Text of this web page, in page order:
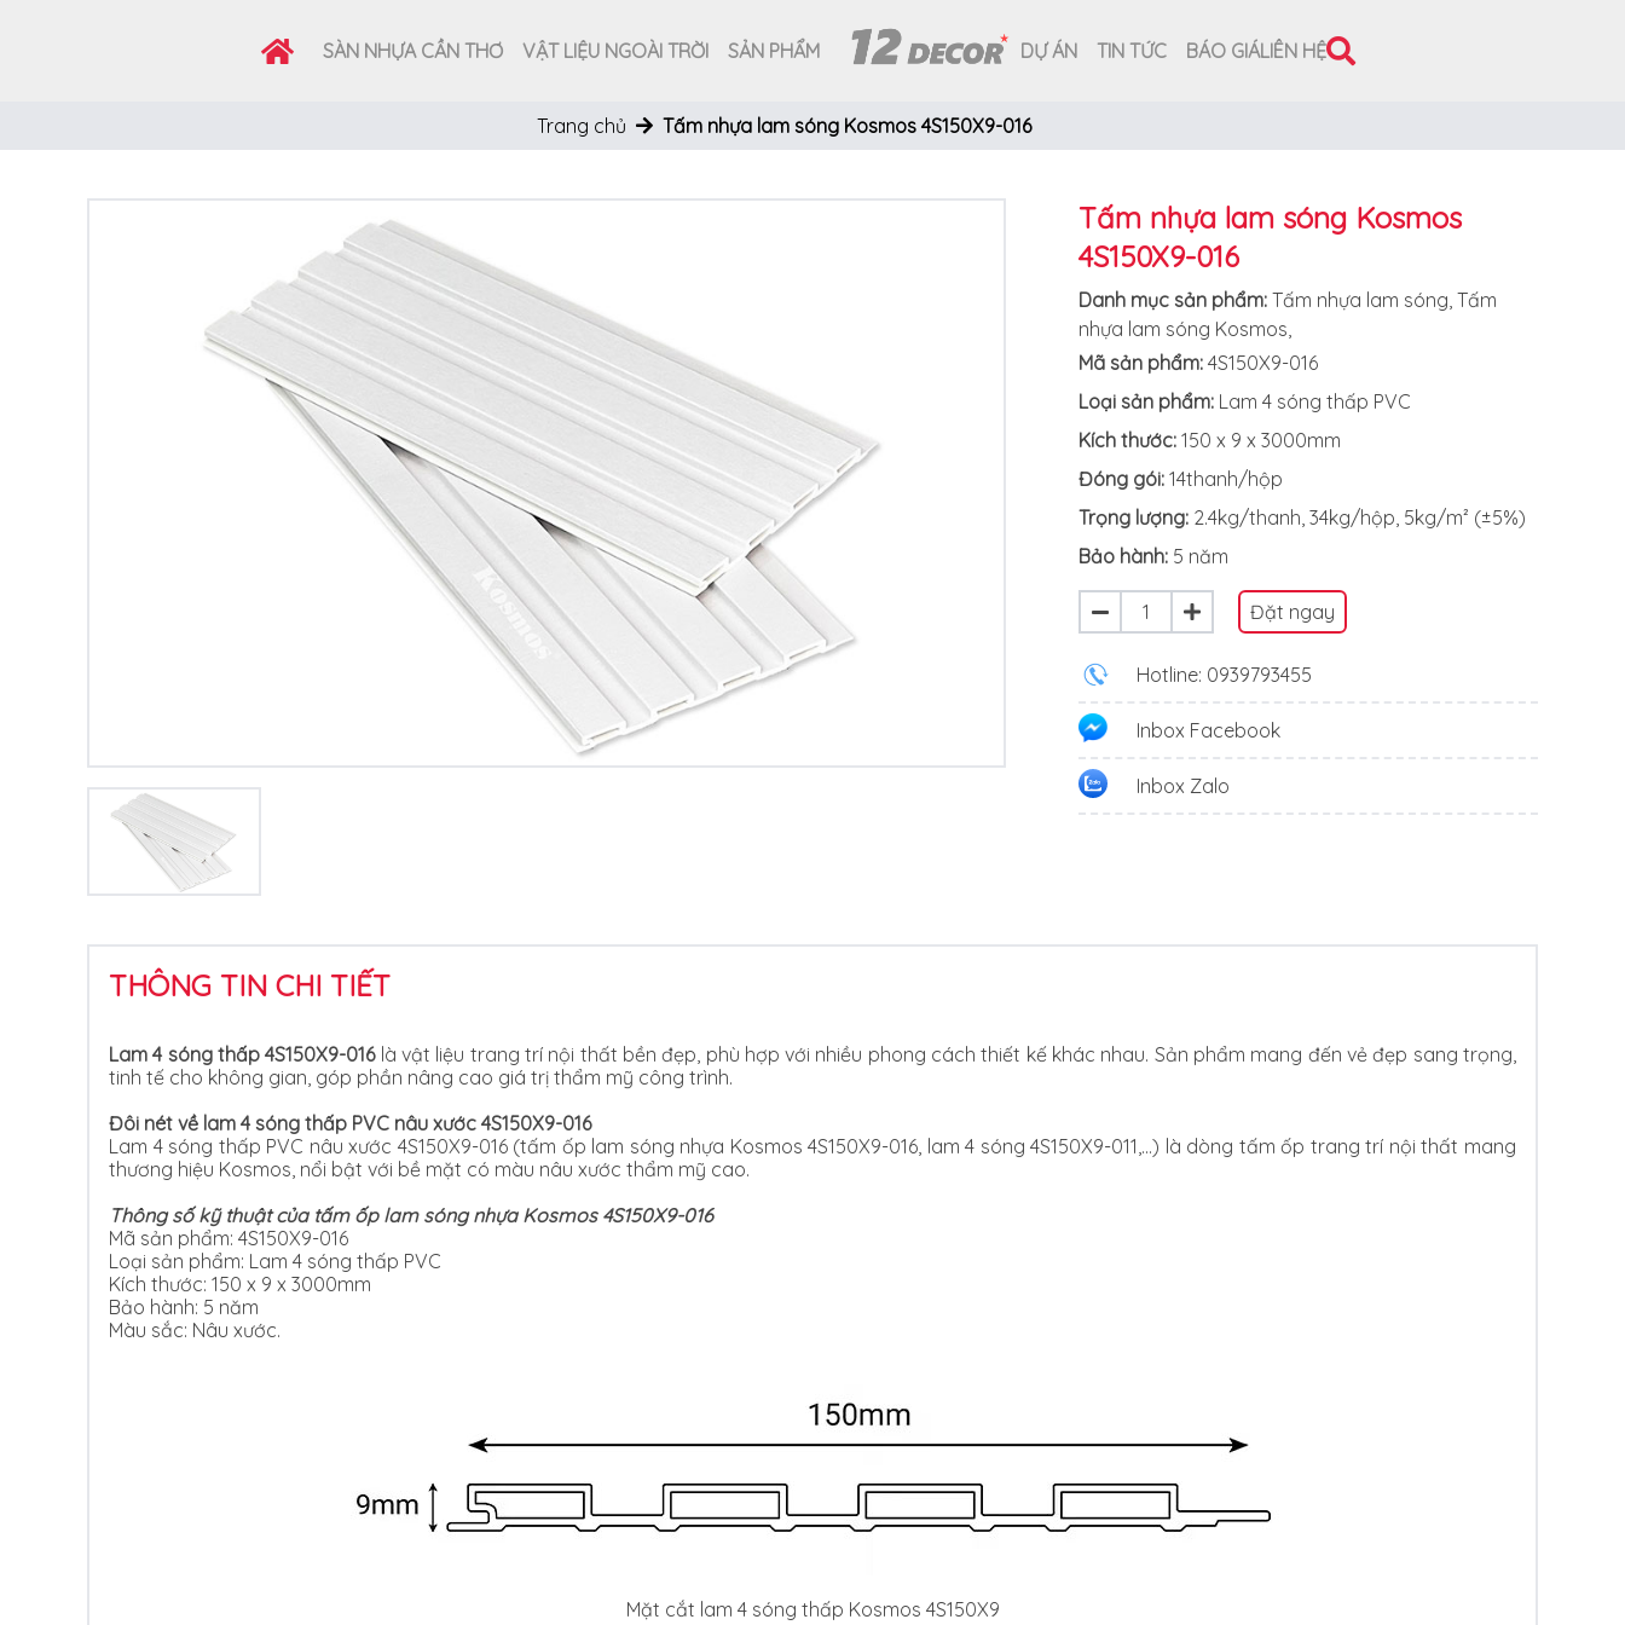
SÀN NHỰA CẦN THƠ VẬT LIỆU NGOÀI TRỜI SẢN PHẨM DỰ ÁN TIN TỨC BÁO GIÁLIÊN HỆ
Trang chủ Tấm nhựa lam sóng Kosmos 4S150X9-016
Tấm nhựa lam sóng Kosmos
4S150X9-016
Danh mục sản phẩm: Tấm nhựa lam sóng Tấm
nhựa lam sóng Kosmos
Mã sản phẩm: 4S150X9-016
Loại sản phẩm: Lam 4 sóng thấp PVC
Kích thước: 150 x 9 x 3000mm
Đóng gói: 14thanh/hộp
Trọng lượng: 2.4kg/thanh, 34kg/hộp, 5kg/m² (±5%)
Bảo hành: 5 năm
Đặt ngay
Hotline: 0939793455
Inbox Facebook
Inbox Zalo
THÔNG TIN CHI TIẾT
Lam 4 sóng thấp 4S150X9-016là vật liệu trang trí nội thất bền đẹp, phù hợp với nhiều phong cách thiết kế khác nhau. Sản phẩm mang đến vẻ đẹp sang trọng,
tinh tế cho không gian, góp phần nâng cao giá trị thẩm mỹ công trình.
Đôi nét về lam 4 sóng thấp PVC nâu xước 4S150X9-016
Lam 4 sóng thấp PVC nâu xước 4S150X9-016 (tấm ốp lam sóng nhựa Kosmos 4S150X9-016, lam 4 sóng 4S150X9-011,…) là dòng tấm ốp trang trí nội thất mang
thương hiệu Kosmos, nổi bật với bề mặt có màu nâu xước thẩm mỹ cao.
Thông số kỹ thuật của tấm ốp lam sóng nhựa Kosmos 4S150X9-016
Mã sản phẩm: 4S150X9-016
Loại sản phẩm: Lam 4 sóng thấp PVC
Kích thước: 150 x 9 x 3000mm
Bảo hành: 5 năm
Màu sắc: Nâu xước.
Mặt cắt lam 4 sóng thấp Kosmos 4S150X9